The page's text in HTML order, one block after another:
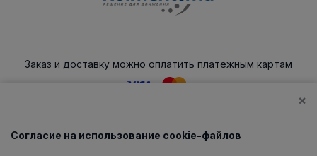
Заказ и доставку можно оплатить платежным картам
Каталог
×
Согласие на использование cookie-файлов